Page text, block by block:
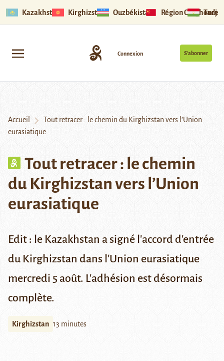
Kazakhstan Kirghizstan Ouzbékistan Région Ouïghoure
S’abonner
Connexion
Accueil
Tout retracer : le chemin du Kirghizstan vers l’Union
eurasiatique
Tout retracer : le chemin
du Kirghizstan vers l’Union
eurasiatique
Edit : le Kazakhstan a signé l'accord d'entrée
du Kirghizstan dans l'Union eurasiatique
mercredi 5 août. L'adhésion est désormais
complète.
Kirghizstan 13 minutes